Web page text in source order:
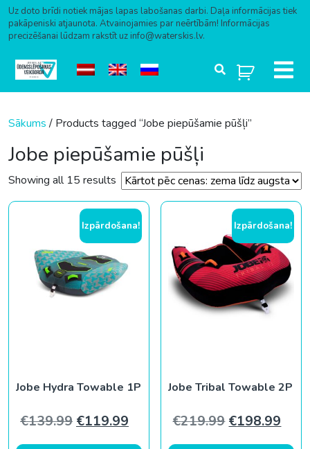
Uz doto brīdi notiek mājas lapas labošanas darbi. Daļa informācijas tiek
pakāpeniski atjaunota. Atvainojamies par neērtībām! Informācijas
precizēšanai lūdzam rakstīt uz info@waterskis.lv.
Sākums/ Products tagged “Jobe piepūšamie pūšļi”
Jobe piepūšamie pūšļi
Showing all 15 results Sorted by price: low to high
Izpārdošana!
Jobe Hydra Towable 1P
€139.99 Original price was: €139.99.
€119.99 Current price is: €119.99.
Izpārdošana!
Jobe Tribal Towable 2P
€219.99 Original
€198.99